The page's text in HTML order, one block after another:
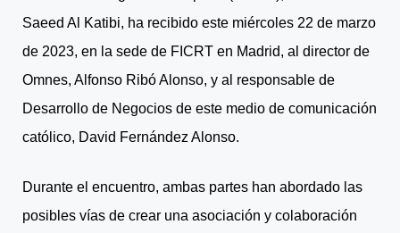
Saeed Al Katibi, ha recibido este miércoles 22 de marzo
de 2023, en la sede de FICRT en Madrid, al director de
Omnes, Alfonso Ribó Alonso, y al responsable de
Desarrollo de Negocios de este medio de comunicación
católico, David Fernández Alonso.
Durante el encuentro, ambas partes han abordado las
posibles vías de crear una asociación y colaboración